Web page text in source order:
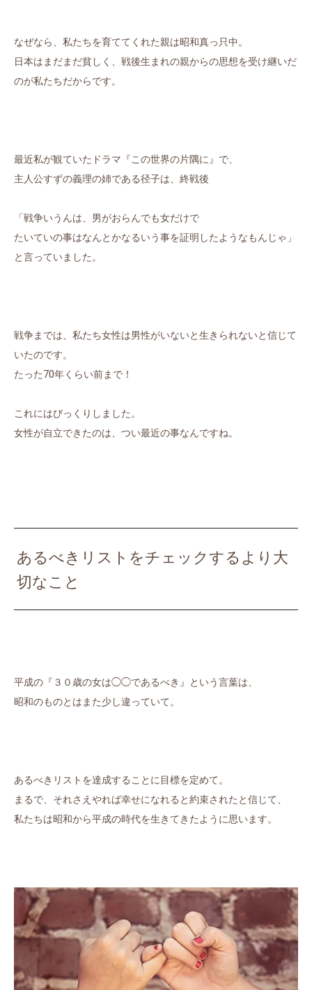
なぜなら、私たちを育ててくれた親は昭和真っ只中。
日本はまだまだ貧しく、戦後生まれの親からの思想を受け継いだ
のが私たちだからです。
最近私が観ていたドラマ『この世界の片隅に』で、
主人公すずの義理の姉である径子は、終戦後
「戦争いうんは、男がおらんでも女だけで
たいていの事はなんとかなるいう事を証明したようなもんじゃ」
と言っていました。
戦争までは、私たち女性は男性がいないと生きられないと信じて
いたのです。
たった70年くらい前まで！
これにはびっくりしました。
女性が自立できたのは、つい最近の事なんですね。
あるべきリストをチェックするより大
切なこと
平成の『３０歳の女は◯◯であるべき』という言葉は、
昭和のものとはまた少し違っていて。
あるべきリストを達成することに目標を定めて。
まるで、それさえやれば幸せになれると約束されたと信じて、
私たちは昭和から平成の時代を生きてきたように思います。